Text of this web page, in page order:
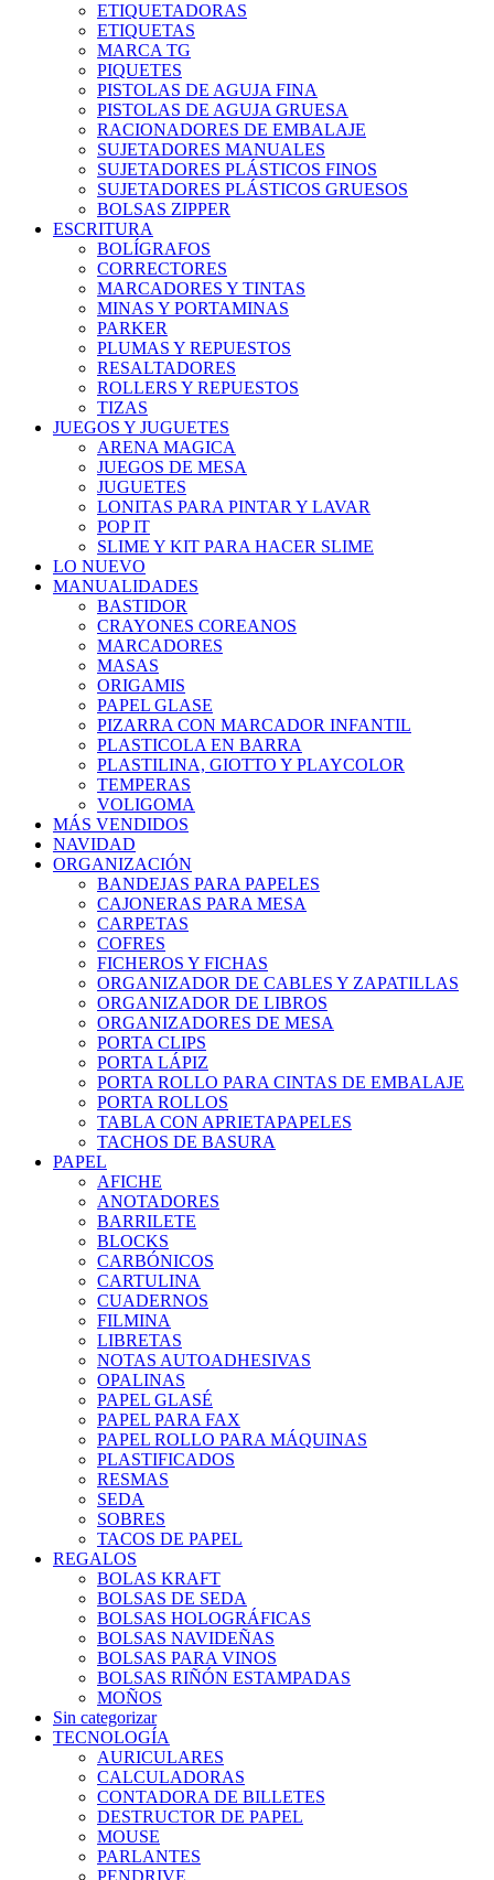
ETIQUETADORAS
ETIQUETAS
MARCA TG
PIQUETES
PISTOLAS DE AGUJA FINA
PISTOLAS DE AGUJA GRUESA
RACIONADORES DE EMBALAJE
SUJETADORES MANUALES
SUJETADORES PLÁSTICOS FINOS
SUJETADORES PLÁSTICOS GRUESOS
BOLSAS ZIPPER
ESCRITURA
BOLÍGRAFOS
CORRECTORES
MARCADORES Y TINTAS
MINAS Y PORTAMINAS
PARKER
PLUMAS Y REPUESTOS
RESALTADORES
ROLLERS Y REPUESTOS
TIZAS
JUEGOS Y JUGUETES
ARENA MAGICA
JUEGOS DE MESA
JUGUETES
LONITAS PARA PINTAR Y LAVAR
POP IT
SLIME Y KIT PARA HACER SLIME
LO NUEVO
MANUALIDADES
BASTIDOR
CRAYONES COREANOS
MARCADORES
MASAS
ORIGAMIS
PAPEL GLASE
PIZARRA CON MARCADOR INFANTIL
PLASTICOLA EN BARRA
PLASTILINA, GIOTTO Y PLAYCOLOR
TEMPERAS
VOLIGOMA
MÁS VENDIDOS
NAVIDAD
ORGANIZACIÓN
BANDEJAS PARA PAPELES
CAJONERAS PARA MESA
CARPETAS
COFRES
FICHEROS Y FICHAS
ORGANIZADOR DE CABLES Y ZAPATILLAS
ORGANIZADOR DE LIBROS
ORGANIZADORES DE MESA
PORTA CLIPS
PORTA LÁPIZ
PORTA ROLLO PARA CINTAS DE EMBALAJE
PORTA ROLLOS
TABLA CON APRIETAPAPELES
TACHOS DE BASURA
PAPEL
AFICHE
ANOTADORES
BARRILETE
BLOCKS
CARBÓNICOS
CARTULINA
CUADERNOS
FILMINA
LIBRETAS
NOTAS AUTOADHESIVAS
OPALINAS
PAPEL GLASÉ
PAPEL PARA FAX
PAPEL ROLLO PARA MÁQUINAS
PLASTIFICADOS
RESMAS
SEDA
SOBRES
TACOS DE PAPEL
REGALOS
BOLAS KRAFT
BOLSAS DE SEDA
BOLSAS HOLOGRÁFICAS
BOLSAS NAVIDEÑAS
BOLSAS PARA VINOS
BOLSAS RIÑÓN ESTAMPADAS
MOÑOS
Sin categorizar
TECNOLOGÍA
AURICULARES
CALCULADORAS
CONTADORA DE BILLETES
DESTRUCTOR DE PAPEL
MOUSE
PARLANTES